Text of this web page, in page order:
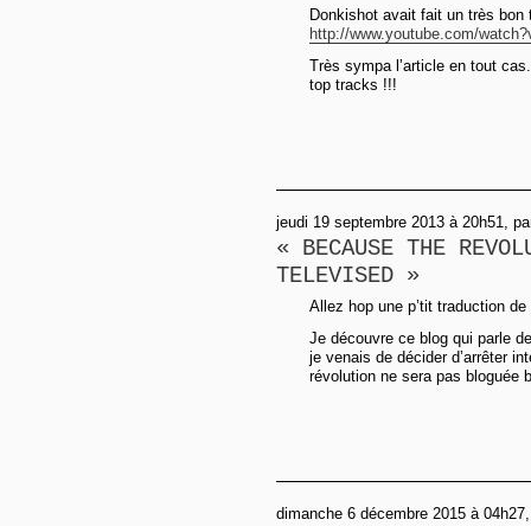
Donkishot avait fait un très
http://www.youtube.com/
Très sympa l’article en tout
top tracks !!!
jeudi 19 septembre 2013 à 20h51,
« BECAUSE THE
TELEVISED »
Allez hop une p’tit traduction
Je découvre ce blog qui parle
je venais de décider d’arrêter
révolution ne sera pas bloguée
dimanche 6 décembre 2015 à